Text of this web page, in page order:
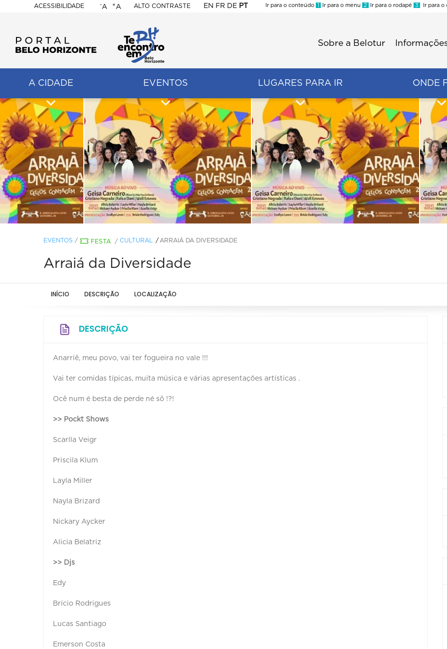
ACESSIBILIDADE
BELO
HORIZONTE
-A +A ALTO CONTRASTE EN FR DE PT
Ir para o conteúdo 1 Ir para o menu 2 Ir para o rodapé 3 Ir para o
Sobre a Belotur
A CIDADE EVENTOS LUGARES PARA IR ONDE
EVENTOS / FESTA / CULTURAL ARRAIÁ DA DIVERSIDADE
Arraiá da Diversidade
INÍCIO DESCRIÇÃO LOCALIZAÇÃO
DESCRIÇÃO
Anarriê, meu povo, vai ter fogueira no vale !!!
Vai ter comidas típicas, muita música e várias apresentações artísticas .
Ocê num é besta de perde né sô !?!
>> Pockt Shows
Scarlla Veigr
Priscila Klum
Layla Miller
Nayla Brizard
Nickary Aycker
Alicia Belatriz
>> Djs
Edy
Brício Rodrigues
Lucas Santiago
Emerson Costa